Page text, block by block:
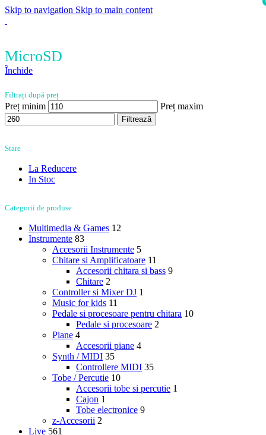
Skip to navigation Skip to main content
MicroSD
Închide
Filtrați după preț
Preț minim Preț maxim
Filtrează
Stare
La Reducere
In Stoc
Categorii de produse
Multimedia & Games 12
Instrumente 83
Accesorii Instrumente 5
Chitare si Amplificatoare 11
Accesorii chitara si bass 9
Chitare 2
Controller si Mixer DJ 1
Music for kids 11
Pedale si procesoare pentru chitara 10
Pedale si procesoare 2
Piane 4
Accesorii piane 4
Synth / MIDI 35
Controllere MIDI 35
Tobe / Percutie 10
Accesorii tobe si percutie 1
Cajon 1
Tobe electronice 9
z-Accesorii 2
Live 561